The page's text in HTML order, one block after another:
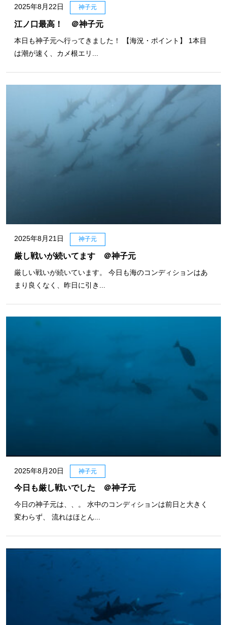
2025年8月22日 神子元
江ノ口最高！ ＠神子元
本日も神子元へ行ってきました！ 【海況・ポイント】 1本目
は潮が速く、カメ根エリ...
2025年8月21日 神子元
厳し戦いが続いてます ＠神子元
厳しい戦いが続いています。 今日も海のコンディションはあ
まり良くなく、昨日に引き...
2025年8月20日 神子元
今日も厳し戦いでした ＠神子元
今日の神子元は、、。 水中のコンディションは前日と大きく
変わらず、 流れはほとん...